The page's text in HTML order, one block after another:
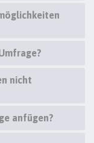
nicht
anfügen?